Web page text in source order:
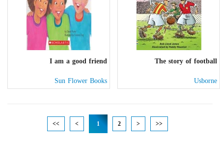
The story of football
Usborne
I am a good friend
Sun Flower Books
<< < 1 2 > >>